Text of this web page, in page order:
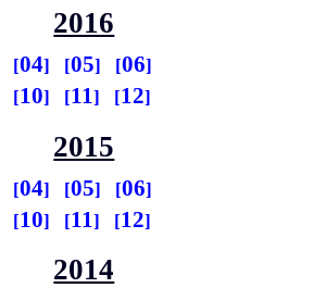
2016
04 05
06
10 11 12
2015
04 05
06
10 11 12
2014